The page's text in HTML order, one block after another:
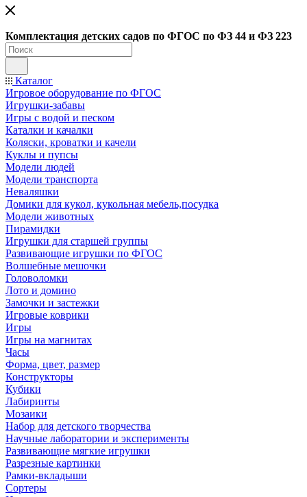
Комплектация детских садов по ФГОC по ФЗ 44 и ФЗ 223
Каталог
Игровое оборудование по ФГОС
Игрушки-забавы
Игры с водой и песком
Каталки и качалки
Коляски, кроватки и качели
Куклы и пупсы
Модели людей
Модели транспорта
Неваляшки
Домики для кукол, кукольная мебель,посудка
Модели животных
Пирамидки
Игрушки для старшей группы
Развивающие игрушки по ФГОС
Волшебные мешочки
Головоломки
Лото и домино
Замочки и застежки
Игровые коврики
Игры
Игры на магнитах
Часы
Форма, цвет, размер
Конструкторы
Кубики
Лабиринты
Мозаики
Набор для детского творчества
Научные лаборатории и эксперименты
Развивающие мягкие игрушки
Разрезные картинки
Рамки-вкладыши
Сортеры